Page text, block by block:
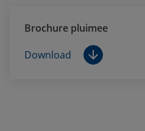
Brochure pluimee
Download